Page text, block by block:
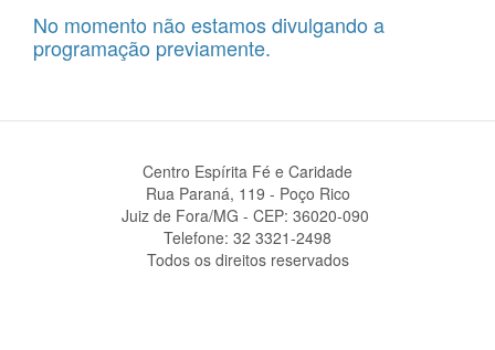
No momento não estamos divulgando a
programação previamente.
Centro Espírita Fé e Caridade
Rua Paraná, 119 - Poço Rico
Juiz de Fora/MG - CEP: 36020-090 ‎
Telefone: 32 3321-2498
Todos os direitos reservados